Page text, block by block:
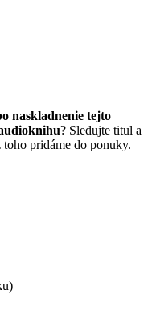
naskladnenie tejto
? Sledujte titul a
pridáme do ponuky.